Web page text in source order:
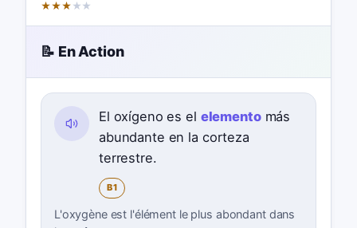
★★★ ★ ★
📝 En Action
El oxígeno es el elementomás
abundante en la corteza
terrestre.
B1
L'oxygène est l'élément le plus abondant dans